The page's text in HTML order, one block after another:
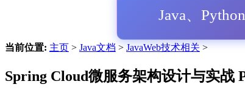
Java、
当前位置: 主页 > Java文档 > JavaWeb技术相关 >
Spring Cloud微服务架构设计与实战